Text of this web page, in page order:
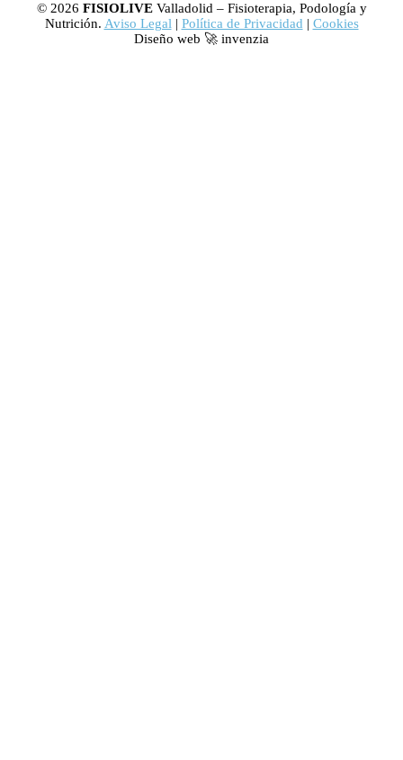
© 2026 FISIOLIVEValladolid – Fisioterapia, Podología y
Nutrición. Aviso Legal | Política de Privacidad | Cookies
Diseño web 🚀 invenzia